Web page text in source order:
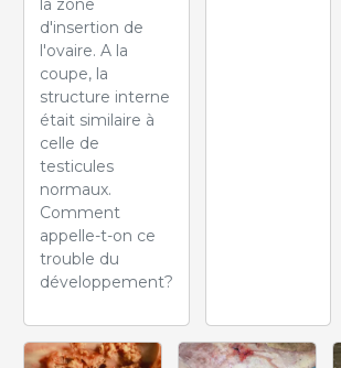
la zone
d'insertion de
l'ovaire. A la
coupe, la
structure interne
était similaire à
celle de
testicules
normaux.
Comment
appelle-t-on ce
trouble du
développement?